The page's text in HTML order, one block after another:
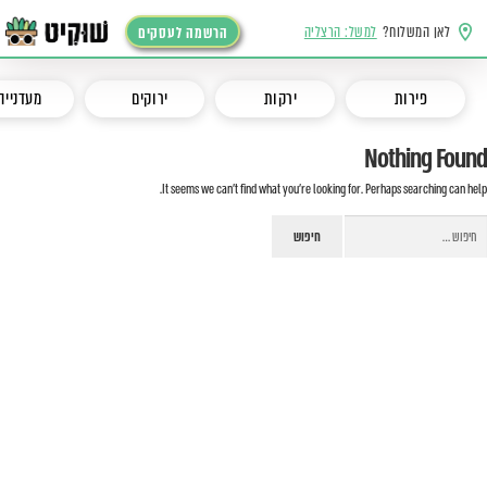
לאן המשלוח? למשל: הרצליה הרשמה לעסקים
פירות ירקות ירוקים
Nothing Found
It seems we can’t find what you’re looking for. Perhaps searching can help.